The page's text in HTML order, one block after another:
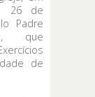
26 de
Padre
que
de